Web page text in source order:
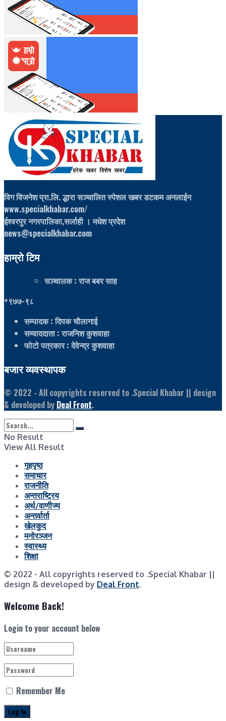
विग विजनेश प्रा.लि. द्धारा सञ्चालित स्पेशल खबर डटकम अनलाईन
www.specialkhabar.com/
ईश्‍वरपुर नगरपालिका,सर्लाही । मधेश प्रदेश
news@specialkhabar.com
हाम्रो टिम
सञ्चालक: राज बबर साह
+९७७-९८
सम्पादक: दिपक चौलागाई
सम्वाददाता: राजनिश कुशवाहा
फोटो पत्रकार: देवेन्द्र कुशवाहा
बजार व्यवस्थापक
© 2022 - All copyrights reserved to .Special Khabar || design
& developed by Deal Front.
No Result
View All Result
गृहपृष्ठ
समाचार
राजनीति
अन्तराष्ट्रिय
अर्थ/वाणीज्य
अन्तर्वार्ता
खेलकुद
मनोरञ्जन
स्वास्थ्य
शिक्षा
© 2022 - All copyrights reserved to .Special Khabar ||
design & developed by Deal Front.
Welcome Back!
Login to your account below
Remember Me